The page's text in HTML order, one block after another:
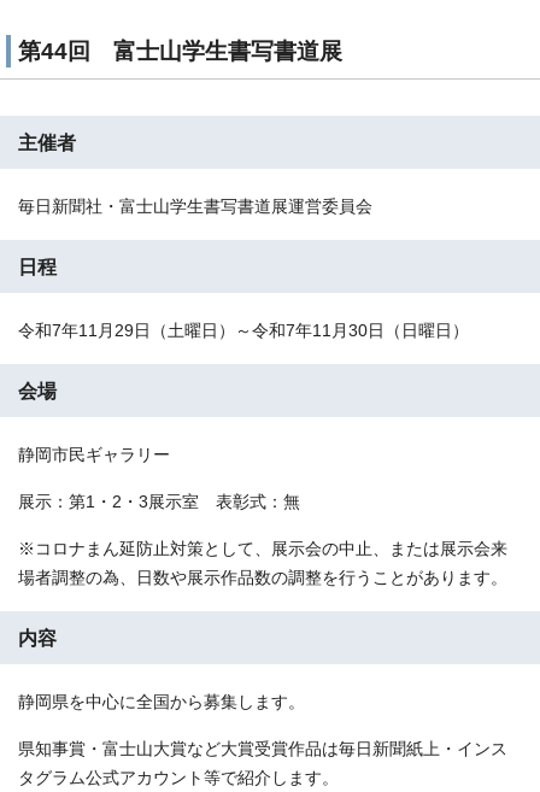
第44回 富士山学生書写書道展
主催者
毎日新聞社・富士山学生書写書道展運営委員会
日程
令和7年11月29日（土曜日）～令和7年11月30日（日曜日）
会場
静岡市民ギャラリー
展示：第1・2・3展示室 表彰式：無
※コロナまん延防止対策として、展示会の中止、または展示会来
場者調整の為、日数や展示作品数の調整を行うことがあります。
内容
静岡県を中心に全国から募集します。
県知事賞・富士山大賞など大賞受賞作品は毎日新聞紙上・インス
タグラム公式アカウント等で紹介します。